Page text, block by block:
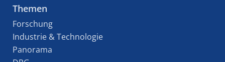
Themen
Forschung
Industrie & Technologie
Panorama